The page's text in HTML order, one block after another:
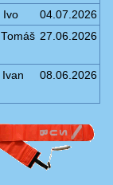
Ivo 04.07.2026
27.06.2026
Ivan 08.06.2026